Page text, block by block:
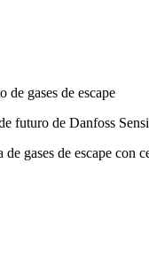
de gases de escape
futuro de Danfoss
gases de escape